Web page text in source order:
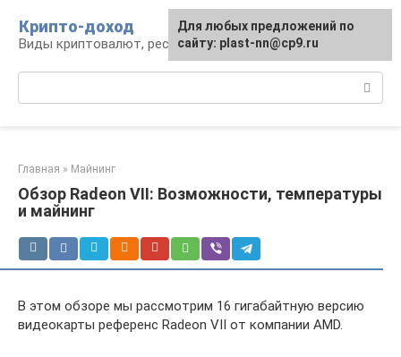
контенту
Крипто-доход
Виды криптовалют, ресурсы и сервисы
Главная » Майнинг
Обзор Radeon VII: Возможности, температуры
и майнинг
В этом обзоре мы рассмотрим 16 гигабайтную версию
видеокарты референс Radeon VII от компании AMD.
Для любых предложений по
сайту: plast-nn@cp9.ru